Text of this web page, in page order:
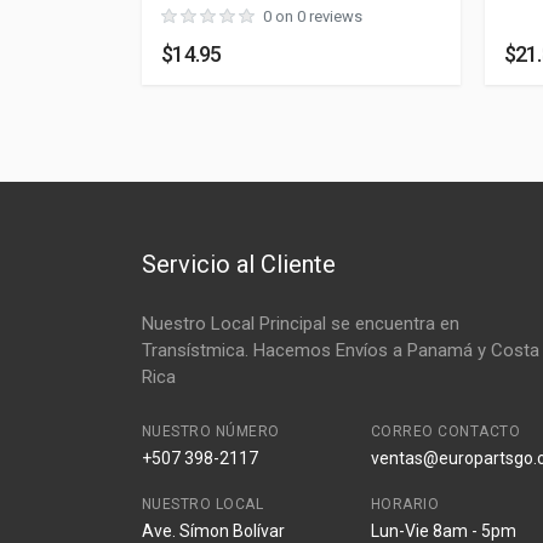
Largo
Ancho
0 on 0 reviews
$14.95
Servicio al Cliente
Nuestro Local Principal se encuentra en
Transístmica. Hacemos Envíos a Panamá y Costa
Rica
NUESTRO NÚMERO
+507 398-2117
CORREO CONTACTO
NUESTRO LOCAL
Ave. Símon Bolívar
HORARIO
Lun-Vie 8am - 5pm